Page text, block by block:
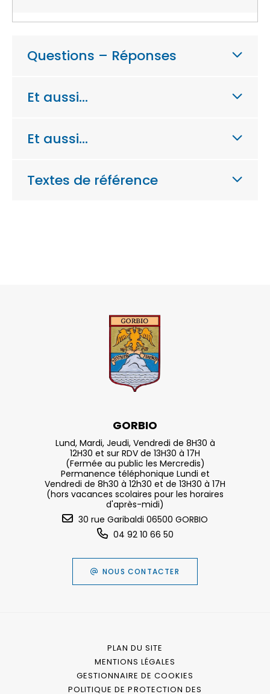
Questions – Réponses
Et aussi…
Et aussi…
Textes de référence
GORBIO
Lund, Mardi, Jeudi, Vendredi de 8H30 à
12H30 et sur RDV de 13H30 à 17H
(Fermée au public les Mercredis)
Permanence téléphonique Lundi et
Vendredi de 8h30 à 12h30 et de 13H30 à 17H
(hors vacances scolaires pour les horaires
d'après-midi)
30 rue Garibaldi 06500 GORBIO
04 92 10 66 50
NOUS CONTACTER
PLAN DU SITE
MENTIONS LÉGALES
GESTIONNAIRE DE COOKIES
POLITIQUE DE PROTECTION DES